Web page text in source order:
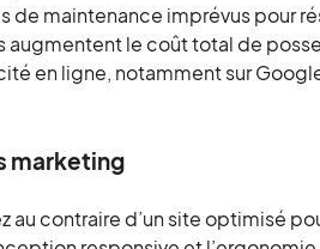
de maintenance imprévus pour
le coût total de
en ligne, notamment sur
marketing
au contraire d’un site optimisé